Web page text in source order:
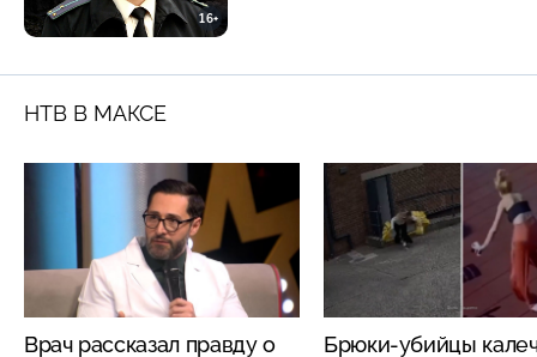
16+
НТВ В МАКСЕ
Врач рассказал правду о
Брюки-убийцы